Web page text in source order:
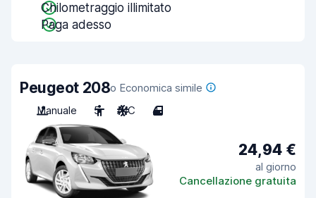
Chilometraggio illimitato
Paga adesso
Peugeot 208o Economica simile
Manuale
5 A/C 4
24,94 €
al giorno
Cancellazione gratuita